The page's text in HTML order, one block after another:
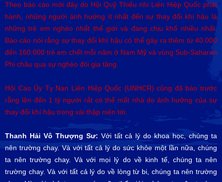
Theo báo cáo mới đây do Hội Quỹ Thiếu nhi Liên Hiệp Quốc phát
hành, những người ảnh hưởng ít nhất đến sự thay đổi khí hậu là
những trẻ em nghèo nhất thế giới và đang chịu khổ nhiều nhất.
Báo cáo nói rằng sự thay đổi khí hậu có thể gây ra thêm từ 40.000
đến 160.000 trẻ em chết mỗi năm ở Nam Mỹ và vùng Sub-Saharan
Phi châu qua sự nghèo đói gia tăng.
Hội Cao Ủy Tỵ Nạn Liên Hiệp Quốc (UNHCR) cũng đã báo trước
rằng lên đến 1 tỷ người rất có thể mất nhà do ảnh hưởng của sự
thay đổi khí hậu trong vài thập niên tới.
Thanh Hải Vô Thượng Sư: Với tất cả lý do khoa học, chúng ta
nên trường chay. Và với tất cả lý do sức khỏe một lần nữa, chúng
ta nên trường chay. Và với mọi lý do về kinh tế, chúng ta nên
trường chay. Và với tất cả lý do về lòng từ bi, chúng ta nên trường